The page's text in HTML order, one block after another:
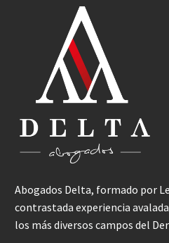
Abogados Delta, formado por
contrastada experiencia
los más diversos campos del